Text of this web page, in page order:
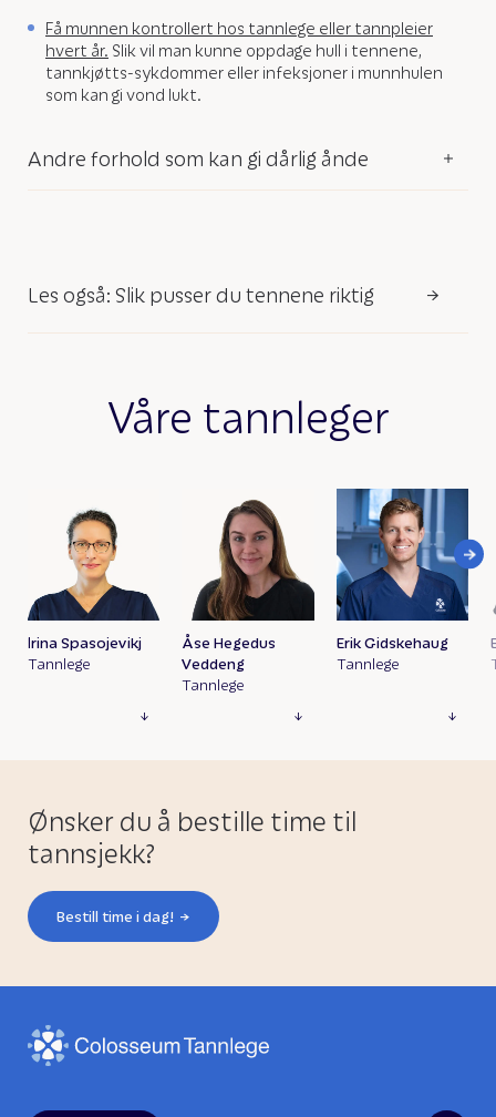
Få munnen kontrollert hos tannlege eller tannpleier
hvert år. Slik vil man kunne oppdage hull i tennene,
tannkjøtts-sykdommer eller infeksjoner i munnhulen
som kan gi vond lukt.
Andre forhold som kan gi dårlig ånde
Les også: Slik pusser du tennene riktig
Våre tannleger
Irina Spasojevikj
Tannlege
Åse Hegedus
Veddeng
Tannlege
Erik Gidskehaug
Tannlege
Ønsker du å bestille time til
tannsjekk?
Bestill time i dag!